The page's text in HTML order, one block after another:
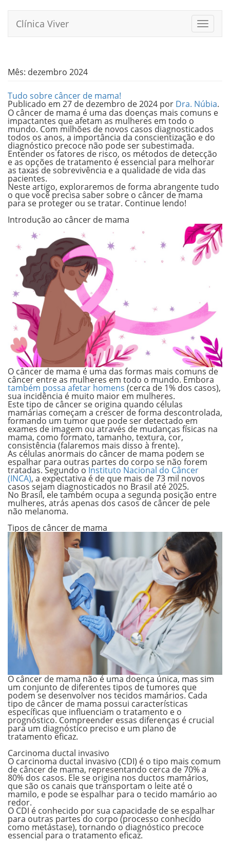
Pular
para
o
conteúdo
Clínica Viver
Mês: dezembro 2024
Tudo sobre câncer de mama!
Publicado em 27 de dezembro de 2024 por Dra. Núbia.
O câncer de mama é uma das doenças mais comuns e
impactantes que afetam as mulheres em todo o
mundo. Com milhões de novos casos diagnosticados
todos os anos, a importância da conscientização e do
diagnóstico precoce não pode ser subestimada.
Entender os fatores de risco, os métodos de detecção
e as opções de tratamento é essencial para melhorar
as taxas de sobrevivência e a qualidade de vida das
pacientes.
Neste artigo, exploraremos de forma abrangente tudo
o que você precisa saber sobre o câncer de mama
para se proteger ou se tratar. Continue lendo!
.
Introdução ao câncer de mama
O câncer de mama é uma das formas mais comuns de
câncer entre as mulheres em todo o mundo. Embora
também possa afetar homens (cerca de 1% dos casos),
sua incidência é muito maior em mulheres.
Este tipo de câncer se origina quando células
mamárias começam a crescer de forma descontrolada,
formando um tumor que pode ser detectado em
exames de imagem ou através de mudanças físicas na
mama, como formato, tamanho, textura, cor,
consistência (falaremos mais disso à frente).
As células anormais do câncer de mama podem se
espalhar para outras partes do corpo se não forem
tratadas. Segundo o Instituto Nacional do Câncer
(INCA), a expectativa é de que mais de73 mil novos
casossejam diagnosticados no Brasil até 2025.
No Brasil, ele também ocupa a segunda posição entre
mulheres, atrás apenas dos casos de câncer de pele
não melanoma.
Tipos de câncer de mama
O câncer de mama não é uma doença única, mas sim
um conjunto de diferentes tipos de tumores que
podem se desenvolver nos tecidos mamários. Cada
tipo de câncer de mama possui características
específicas que influenciam o tratamento e o
prognóstico. Compreender essas diferenças é crucial
para um diagnóstico preciso e um plano de
tratamento eficaz.
Carcinoma ductal invasivo
O carcinoma ductal invasivo (CDI) é o tipo mais comum
de câncer de mama, representando cerca de 70% a
80% dos casos. Ele se origina nos ductos mamários,
que são os canais que transportam o leite até o
mamilo, e pode se espalhar para o tecido mamário ao
redor.
O CDI é conhecido por sua capacidade de se espalhar
para outras partes do corpo (processo conhecido
como metástase), tornando o diagnóstico precoce
essencial para o tratamento eficaz.